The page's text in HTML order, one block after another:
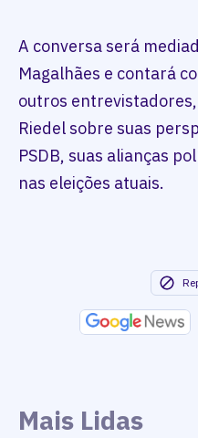
A conversa será
Magalhães e contará
outros
Riedel sobre suas
PSDB, suas alianças
nas eleições atuais.
Mais Lidas